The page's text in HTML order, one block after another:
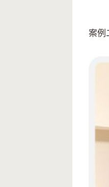
案例